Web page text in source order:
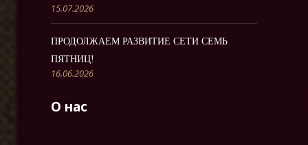
15.07.2026
ПРОДОЛЖАЕМ РАЗВИТИЕ СЕТИ СЕМЬ
ПЯТНИЦ!
16.06.2026
О нас